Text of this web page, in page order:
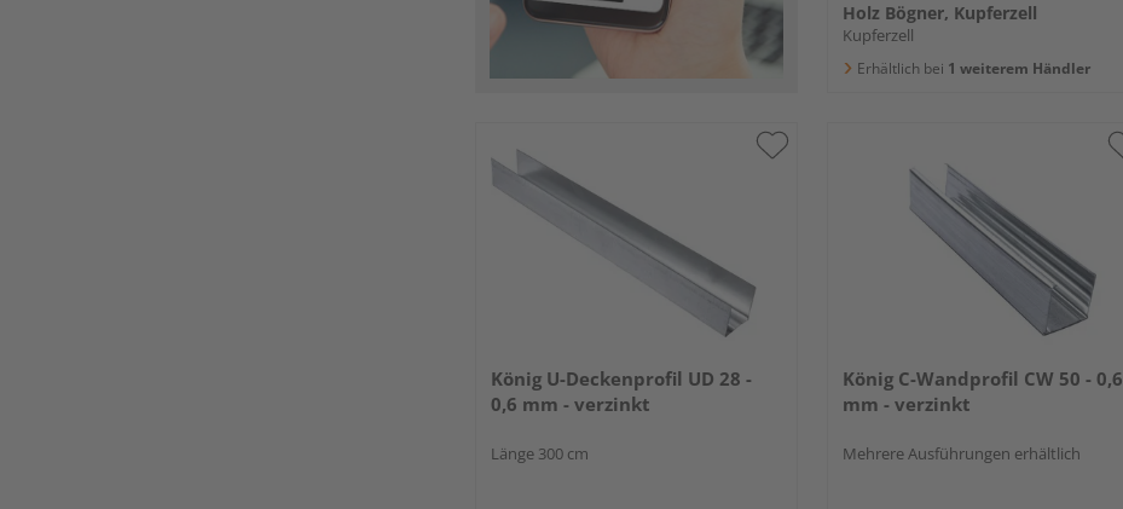
Holz Bögner, Kupferzell
Kupferzell
Erhältlich bei 1 weiterem Händler
König U-Deckenprofil UD 28 -
0,6 mm - verzinkt
Länge 300 cm
König C-Wandprofil CW 50 - 0,6
mm - verzinkt
Mehrere Ausführungen erhältlich